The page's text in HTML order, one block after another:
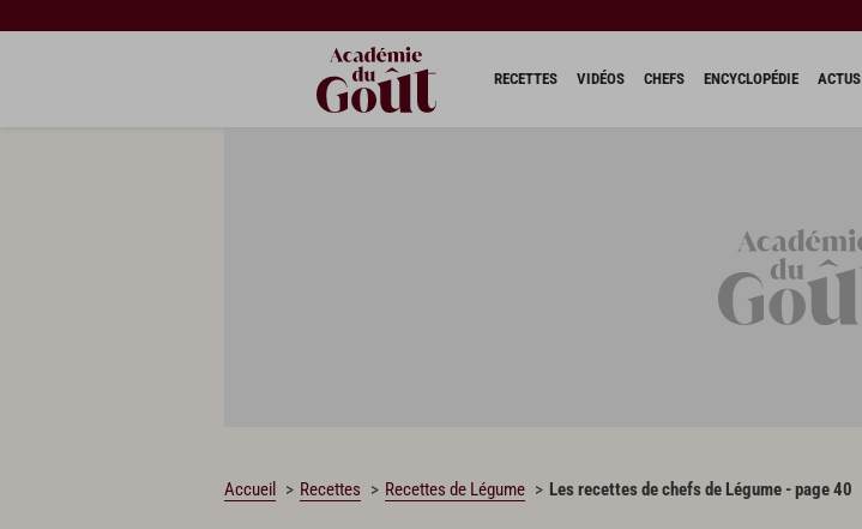
RECETTES VIDÉOS CHEFS ENCYCLOPÉDIE ACTUS
Accueil Recettes Recettes de Légume Les recettes de chefs de Légume - page 40